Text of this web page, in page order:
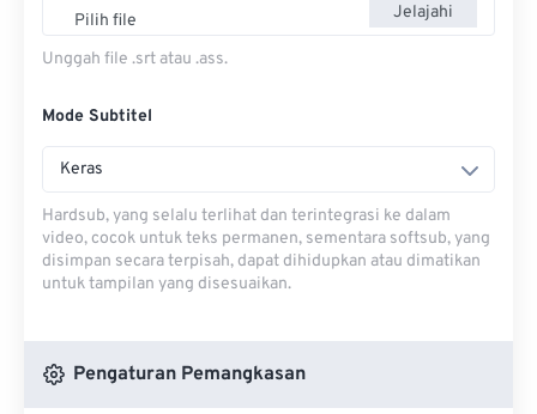
Pilih file Jelajahi
Unggah file .srt atau .ass.
Mode Subtitel
Keras
Hardsub, yang selalu terlihat dan terintegrasi ke dalam
video, cocok untuk teks permanen, sementara softsub, yang
disimpan secara terpisah, dapat dihidupkan atau dimatikan
untuk tampilan yang disesuaikan.
Pengaturan Pemangkasan